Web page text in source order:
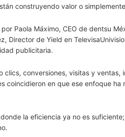
construyendo valor o
Paola Máximo, CEO de dentsu
Director de Yield en
publicitaria.
conversiones, visitas y ventas,
coincidieron en que ese enfoque
la eficiencia ya no es